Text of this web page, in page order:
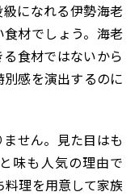
になれる伊勢海老
材でしょう。海老
食材ではないから
感を演出するのに
せん。見た目はも
味も人気の理由で
料理を用意して家族